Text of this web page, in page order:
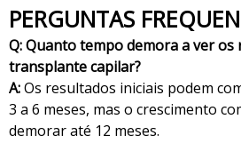
PERGUNTAS
Q: Quanto tempo demora a ver os
transplante capilar?
A:Os resultados iniciais podem
3 a 6 meses, mas o crescimento
demorar até 12 meses.